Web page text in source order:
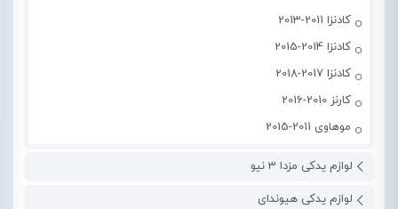
کادنزا 2011-2013
کادنزا 2014-2015
کادنزا 2017-2018
کارنز 2010-2016
موهاوی 2011-2015
لوازم یدکی مزدا 3 نیو
لوازم یدکی هیوندای